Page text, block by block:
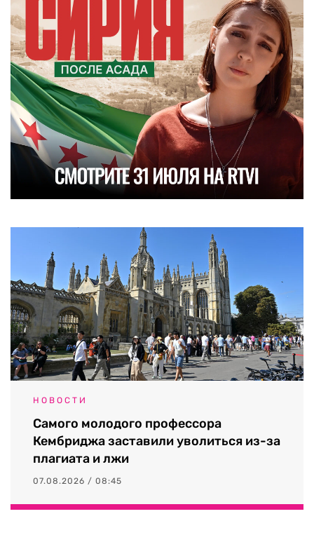
НОВОСТИ
Самого молодого профессора
Кембриджа заставили уволиться из-за
плагиата и лжи
07.08.2026 / 08:45